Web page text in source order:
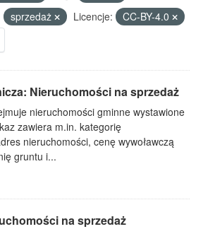
sprzedaż Licencje:
CC-BY-4.0
Nieruchomości na sprzedaż
nieruchomości gminne wystawione
zawiera m.in. kategorię
nieruchomości, cenę wywoławczą
gruntu i...
na sprzedaż